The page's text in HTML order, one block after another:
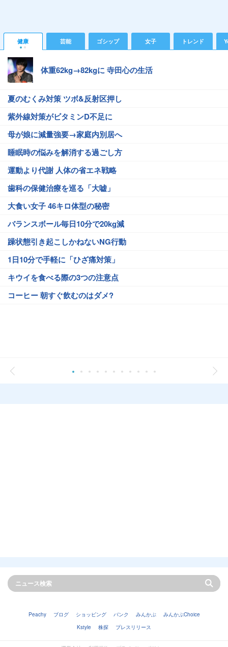
健康 芸能 ゴシップ 女子 トレンド
体重62kg→82kgに 寺田心の生活
夏のむくみ対策 ツボ&反射区押し
紫外線対策がビタミンD不足に
母が娘に減量強要→家庭内別居へ
睡眠時の悩みを解消する過ごし方
運動より代謝 人体の省エネ戦略
歯科の保健治療を巡る「大嘘」
大食い女子 46キロ体型の秘密
バランスボール毎日10分で20kg減
躁状態引き起こしかねないNG行動
1日10分で手軽に「ひざ痛対策」
キウイを食べる際の3つの注意点
コーヒー 朝すぐ飲むのはダメ?
Peachy ブログ ショッピング バンク みんかぶ
みんかぶChoice
Kstyle
株探 プレスリリース